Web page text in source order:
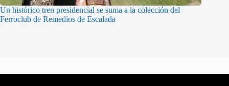
Un histórico tren presidencial se suma a la colección del
Ferroclub de Remedios de Escalada